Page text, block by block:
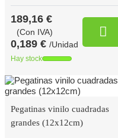
189,16 €
(Con IVA)
0,189 € /Unidad
Hay stock
Pegatinas vinilo cuadradas
grandes (12x12cm)